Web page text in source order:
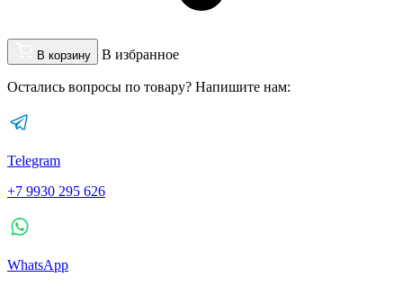
В корзину В избранное
Остались вопросы по товару? Напишите нам:
Telegram
+7 9930 295 626
WhatsApp